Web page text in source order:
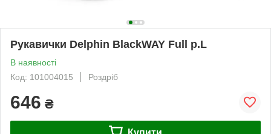
Рукавички Delphin BlackWAY Full р.L
В наявності
Код: 101004015
Роздріб
646 ₴